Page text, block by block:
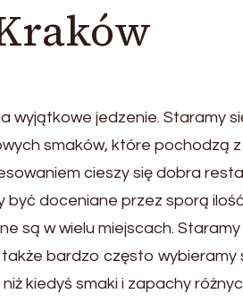
wyjątkowe jedzenie. Staramy
smaków, które pochodzą
cieszy się dobra
być doceniane przez sporą
są w wielu miejscach.
bardzo często wybieramy
kiedyś smaki i zapachy